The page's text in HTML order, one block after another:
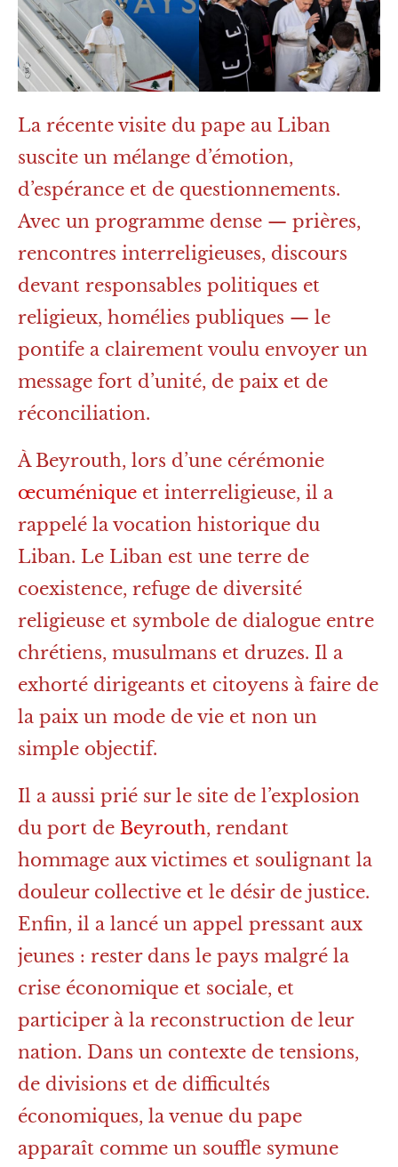
La récente visite du pape au Liban
suscite un mélange d’émotion,
d’espérance et de questionnements.
Avec un programme dense — prières,
rencontres interreligieuses, discours
devant responsables politiques et
religieux, homélies publiques — le
pontife a clairement voulu envoyer un
message fort d’unité, de paix et de
réconciliation.
À Beyrouth, lors d’une cérémonie
œcuménique et interreligieuse, il a
rappelé la vocation historique du
Liban. Le Liban est une terre de
coexistence, refuge de diversité
religieuse et symbole de dialogue entre
chrétiens, musulmans et druzes. Il a
exhorté dirigeants et citoyens à faire de
la paix un mode de vie et non un
simple objectif.
Il a aussi prié sur le site de l’explosion
du port de Beyrouth, rendant
hommage aux victimes et soulignant la
douleur collective et le désir de justice.
Enfin, il a lancé un appel pressant aux
jeunes : rester dans le pays malgré la
crise économique et sociale, et
participer à la reconstruction de leur
nation. Dans un contexte de tensions,
de divisions et de difficultés
économiques, la venue du pape
apparaît comme un souffle symune